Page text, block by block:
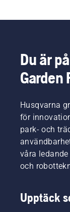
Du är
Garden
Husqvarna
för
park- och
våra
och
Upptäck